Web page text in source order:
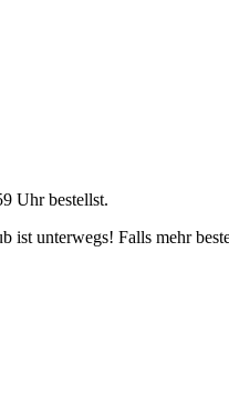
Uhrbestellst.
unterwegs! Falls mehr